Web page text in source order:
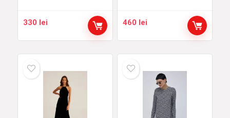
330 lei 460 lei